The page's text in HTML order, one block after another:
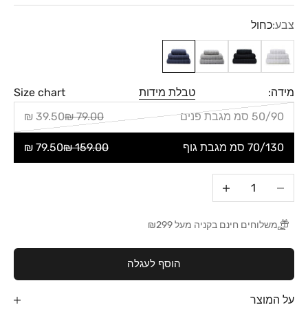
צבע:כחול
לבן
שחור אפור כחול
מידה: טבלת מידות
Size chart
50/90 סמ מגבת פנים
79.00 ₪
39.50 ₪
70/130 סמ מגבת גוף 159.00 ₪
79.50 ₪
הקטנת הכמותהגדלת הכמות
משלוחים חינם בקניה מעל ₪299
הוסף לעגלה
על המוצר